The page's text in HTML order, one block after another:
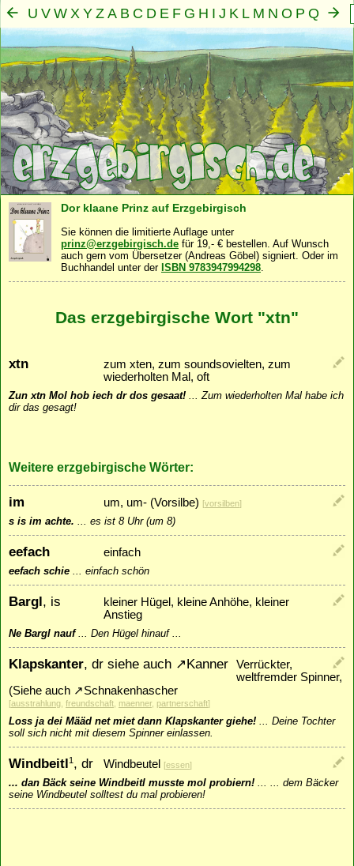
U V W X Y Z A B C D E F G H I J K L M N O P Q
R S T
Mensch·Seele·Geist·Familie·Gemeinschaft·
Dor klaane Prinz auf Erzgebirgisch
Sie können die limitierte Auflage unter
prinz@erzgebirgisch.de für 19,- € bestellen. Auf Wunsch
auch gern vom Übersetzer (Andreas Göbel) signiert. Oder im
Buchhandel unter der ISBN 9783947994298.
Das erzgebirgische Wort "xtn"
xtn
zum xten, zum soundsovielten, zum
wiederholten Mal, oft
Zun xtn Mol hob iech dr dos gesaat! ...Zum wiederholten Mal habe ich
dir das gesagt!
Weitere erzgebirgische Wörter:
im um, um- (Vorsilbe) [vorsilben]
s is im achte. ... es ist 8 Uhr (um 8)
eefach einfach
eefach schie ... einfach schön
Bargl, is
kleiner Hügel, kleine Anhöhe, kleiner
Anstieg
Ne Bargl nauf... Den Hügel hinauf ...
Klapskanter, dr siehe auch ↗Kanner
Verrückter,
weltfremder Spinner,
(Siehe auch ↗Schnakenhascher
[ausstrahlung, freundschaft, maenner, partnerschaft]
Loss ja dei Määd net miet dann Klapskanter giehe! ... Deine Tochter
soll sich nicht mit diesem Spinner einlassen.
Windbeitl1, dr Windbeutel [essen]
... dan Bäck seine Windbeitl musste mol probiern! ... ... dem Bäcker
seine Windbeutel solltest du mal probieren!